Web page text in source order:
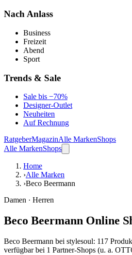
Nach Anlass
Business
Freizeit
Abend
Sport
Trends & Sale
Sale bis −70%
Designer-Outlet
Neuheiten
Auf Rechnung
RatgeberMagazinAlle MarkenShops
Alle MarkenShops
Home
›Alle Marken
›Beco Beermann
Damen · Herren
Beco Beermann Online
Beco Beermann bei stylesoul: 117
verfügbar bei 1 Partner-Shops (u. a.